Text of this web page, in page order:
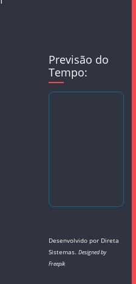
Previsão do
Tempo:
Desenvolvido por Direta
Sistemas.Designed by
Freepik